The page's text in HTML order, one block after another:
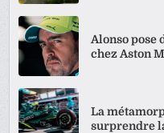
Alonso pose
chez Aston
La
surprendre